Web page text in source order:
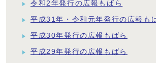
令和2年発行の広報もばら
平成31年・令和元年発行の広報も
平成30年発行の広報もばら
平成29年発行の広報もばら